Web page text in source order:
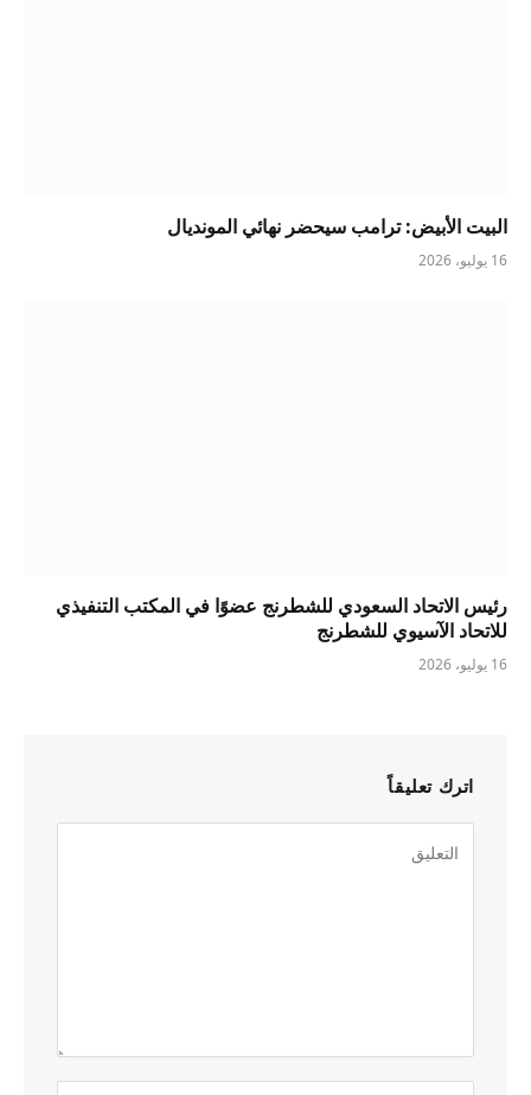
البيت الأبيض: ترامب سيحضر نهائي المونديال
16 يوليو، 2026
رئيس الاتحاد السعودي للشطرنج عضوًا في المكتب التنفيذي
للاتحاد الآسيوي للشطرنج
16 يوليو، 2026
اترك تعليقاً